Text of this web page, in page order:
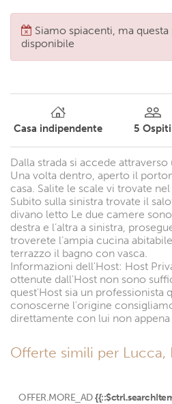
Siamo spiacenti, ma
disponibile
Casa indipendente 5 Ospiti
Dalla strada si accede
Una volta dentro, aperto il
casa. Salite le scale vi trovate
Subito sulla sinistra trovate il
divano letto Le due camere
destra e l’altra a sinistra,
troverete l’ampia cucina
terrazzo il bagno con vasca.
Informazioni dell'Host: Host
ottenute dall'Host non sono
quest'Host sia un professionista
conoscerne l'origine
direttamente con lui non
Offerte simili per Lucca,
OFFER.MORE_AD